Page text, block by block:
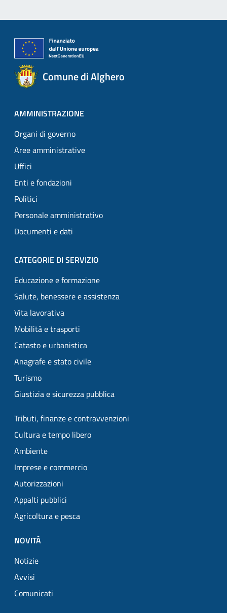
Comune di Alghero
AMMINISTRAZIONE
Organi di governo
Aree amministrative
Uffici
Enti e fondazioni
Politici
Personale amministrativo
Documenti e dati
CATEGORIE DI SERVIZIO
Educazione e formazione
Salute, benessere e assistenza
Vita lavorativa
Mobilità e trasporti
Catasto e urbanistica
Anagrafe e stato civile
Turismo
Giustizia e sicurezza pubblica
Tributi, finanze e contravvenzioni
Cultura e tempo libero
Ambiente
Imprese e commercio
Autorizzazioni
Appalti pubblici
Agricoltura e pesca
NOVITÀ
Notizie
Avvisi
Comunicati